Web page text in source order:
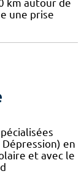
km autour de
une prise
en
et avec le